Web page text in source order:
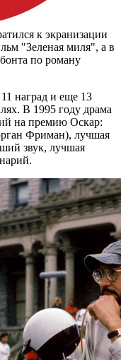
к экранизации
"Зеленая миля", а в
по роману
наград и еще 13
В 1995 году драма
на премию Оскар:
Фриман), лучшая
звук, лучшая